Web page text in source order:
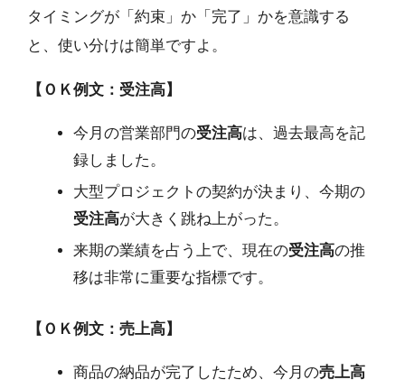
タイミングが「約束」か「完了」かを意識する
と、使い分けは簡単ですよ。
【ＯＫ例文：受注高】
今月の営業部門の受注高は、過去最高を記
録しました。
大型プロジェクトの契約が決まり、今期の
受注高が大きく跳ね上がった。
来期の業績を占う上で、現在の受注高の推
移は非常に重要な指標です。
【ＯＫ例文：売上高】
商品の納品が完了したため、今月の売上高